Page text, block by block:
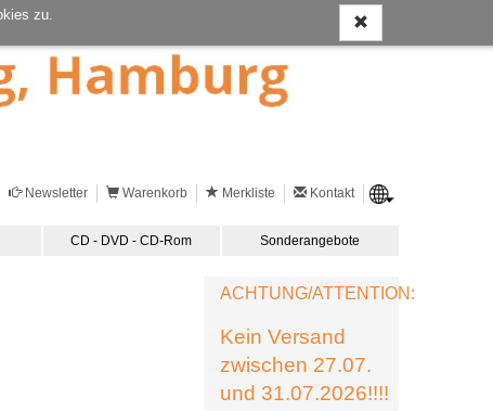
zu.
Newsletter Warenkorb Merkliste Kontakt
CD - DVD - CD-Rom Sonderangebote
ACHTUNG/ATTENTION:
Kein Versand
zwischen 27.07.
und 31.07.2026!!!!